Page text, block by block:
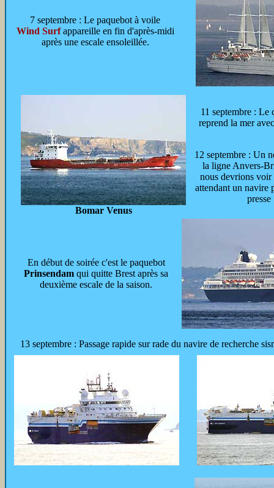
7 septembre : Le paquebot à voile
Wind Surfappareille en fin d'après-midi
après une escale ensoleillée.
Bomar Venus
11 septembre :
reprend la mer
12 septembre : Un
la ligne Anvers-
nous devrions voir
attendant un navire
En début de soirée c'est le paquebot
Prinsendam qui quitte Brest après sa
deuxième escale de la saison.
13 septembre : Passage rapide sur rade du navire de recherche